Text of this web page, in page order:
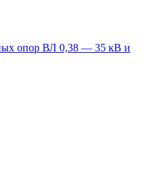
опор ВЛ 0,38 — 35 кВ и